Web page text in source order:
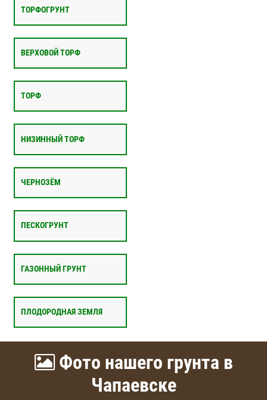
ТОРФОГРУНТ
ВЕРХОВОЙ ТОРФ
ТОРФ
НИЗИННЫЙ ТОРФ
ЧЕРНОЗЁМ
ПЕСКОГРУНТ
ГАЗОННЫЙ ГРУНТ
ПЛОДОРОДНАЯ ЗЕМЛЯ
Фото нашего грунта в
Чапаевске